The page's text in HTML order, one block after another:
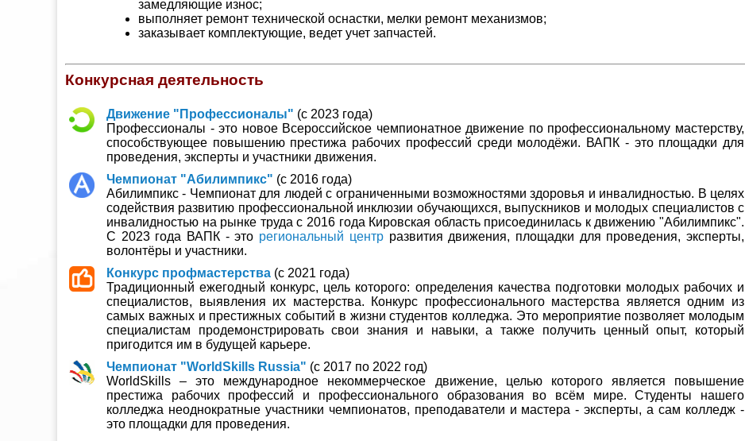
замедляющие износ;
выполняет ремонт технической оснастки, мелки ремонт механизмов;
заказывает комплектующие, ведет учет запчастей.
Конкурсная деятельность
Движение "Профессионалы" (с 2023 года)
Профессионалы - это новое Всероссийское чемпионатное движение по профессиональному мастерству,
способствующее повышению престижа рабочих профессий среди молодёжи. ВАПК - это площадки для
проведения, эксперты и участники движения.
Чемпионат "Абилимпикс" (с 2016 года)
Абилимпикс - Чемпионат для людей с ограниченными возможностями здоровья и инвалидностью. В целях
содействия развитию профессиональной инклюзии обучающихся, выпускников и молодых специалистов с
инвалидностью на рынке труда с 2016 года Кировская область присоединилась к движению "Абилимпикс".
С 2023 года ВАПК - это региональный центрразвития движения, площадки для проведения, эксперты,
волонтёры и участники.
Конкурс профмастерства (с 2021 года)
Традиционный ежегодный конкурс, цель которого: определения качества подготовки молодых рабочих и
специалистов, выявления их мастерства. Конкурс профессионального мастерства является одним из
самых важных и престижных событий в жизни студентов колледжа. Это мероприятие позволяет молодым
специалистам продемонстрировать свои знания и навыки, а также получить ценный опыт, который
пригодится им в будущей карьере.
Чемпионат "WorldSkills Russia" (c 2017 по 2022 год)
WorldSkills – это международное некоммерческое движение, целью которого является повышение
престижа рабочих профессий и профессионального образования во всём мире. Студенты нашего
колледжа неоднократные участники чемпионатов, преподаватели и мастера - эксперты, а сам колледж -
это площадки для проведения.